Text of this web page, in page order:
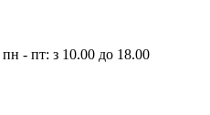
пн - пт: з 10.00 до 18.00